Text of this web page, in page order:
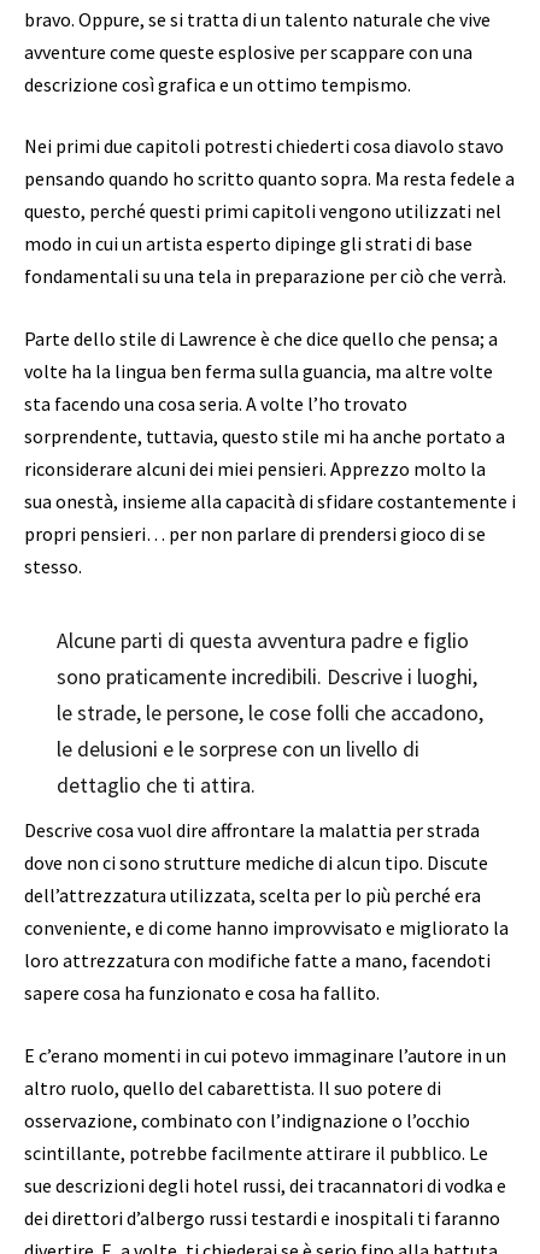
bravo. Oppure, se si tratta di un talento naturale che vive
avventure come queste esplosive per scappare con una
descrizione così grafica e un ottimo tempismo.
Nei primi due capitoli potresti chiederti cosa diavolo stavo
pensando quando ho scritto quanto sopra. Ma resta fedele a
questo, perché questi primi capitoli vengono utilizzati nel
modo in cui un artista esperto dipinge gli strati di base
fondamentali su una tela in preparazione per ciò che verrà.
Parte dello stile di Lawrence è che dice quello che pensa; a
volte ha la lingua ben ferma sulla guancia, ma altre volte
sta facendo una cosa seria. A volte l’ho trovato
sorprendente, tuttavia, questo stile mi ha anche portato a
riconsiderare alcuni dei miei pensieri. Apprezzo molto la
sua onestà, insieme alla capacità di sfidare costantemente i
propri pensieri… per non parlare di prendersi gioco di se
stesso.
Alcune parti di questa avventura padre e figlio
sono praticamente incredibili. Descrive i luoghi,
le strade, le persone, le cose folli che accadono,
le delusioni e le sorprese con un livello di
dettaglio che ti attira.
Descrive cosa vuol dire affrontare la malattia per strada
dove non ci sono strutture mediche di alcun tipo. Discute
dell’attrezzatura utilizzata, scelta per lo più perché era
conveniente, e di come hanno improvvisato e migliorato la
loro attrezzatura con modifiche fatte a mano, facendoti
sapere cosa ha funzionato e cosa ha fallito.
E c’erano momenti in cui potevo immaginare l’autore in un
altro ruolo, quello del cabarettista. Il suo potere di
osservazione, combinato con l’indignazione o l’occhio
scintillante, potrebbe facilmente attirare il pubblico. Le
sue descrizioni degli hotel russi, dei tracannatori di vodka e
dei direttori d’albergo russi testardi e inospitali ti faranno